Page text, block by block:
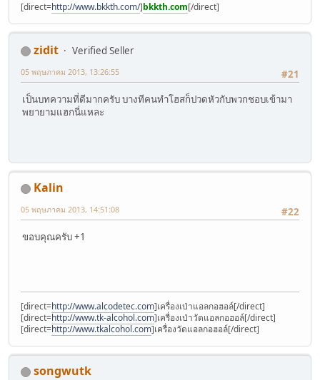
[direct=http://www.bkkth.com/]bkkth.com[/direct]
zidit
Verified Seller
#21
05 พฤษภาคม 2013, 13:26:55
เป็นบทความที่ดีมากครับ บางทีคนทำโฮสก็ปวดหัวกับพวกชอบเข้ามา
พยายามแฮกนี่แหละ
Kalin
#22
05 พฤษภาคม 2013, 14:51:08
ขอบคุณครับ +1
[direct=http://www.alcodetec.com]เครื่องเป่าแอลกอฮอล์[/direct]
[direct=http://www.tk-alcohol.com]เครื่องเป่าวัดแอลกอฮอล์[/direct]
[direct=http://www.tkalcohol.com]เครื่องวัดแอลกอฮอล์[/direct]
songwutk